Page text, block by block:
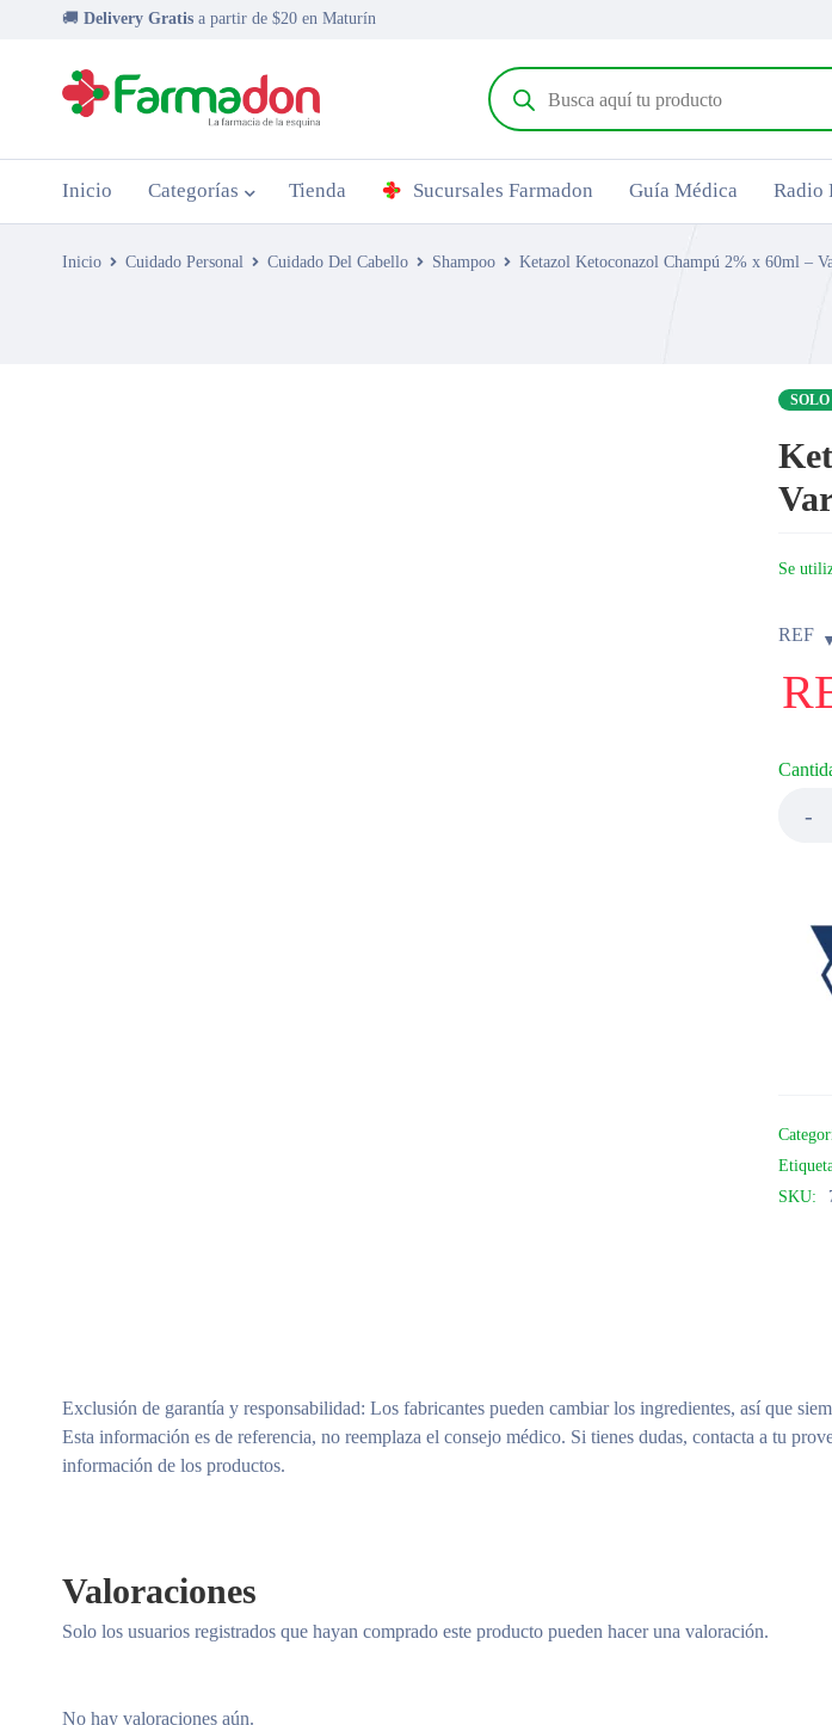
🚚 Delivery Gratis a partir de $20 en Maturín
Inicio Categorías Tienda Sucursales Farmadon Guía Médica Radio
Inicio Cuidado Personal Cuidado Del Cabello Shampoo Ketazol Ketoconazol Champú 2% x 60ml –
Se
REF
SKU:
Exclusión de garantía y responsabilidad: Los fabricantes pueden cambiar los ingredientes, así que
Esta información es de referencia, no reemplaza el consejo médico. Si tienes dudas, contacta a tu
información de los productos.
Valoraciones
No hay valoraciones aún.
Solo los usuarios registrados que hayan comprado este producto pueden hacer una valoración.